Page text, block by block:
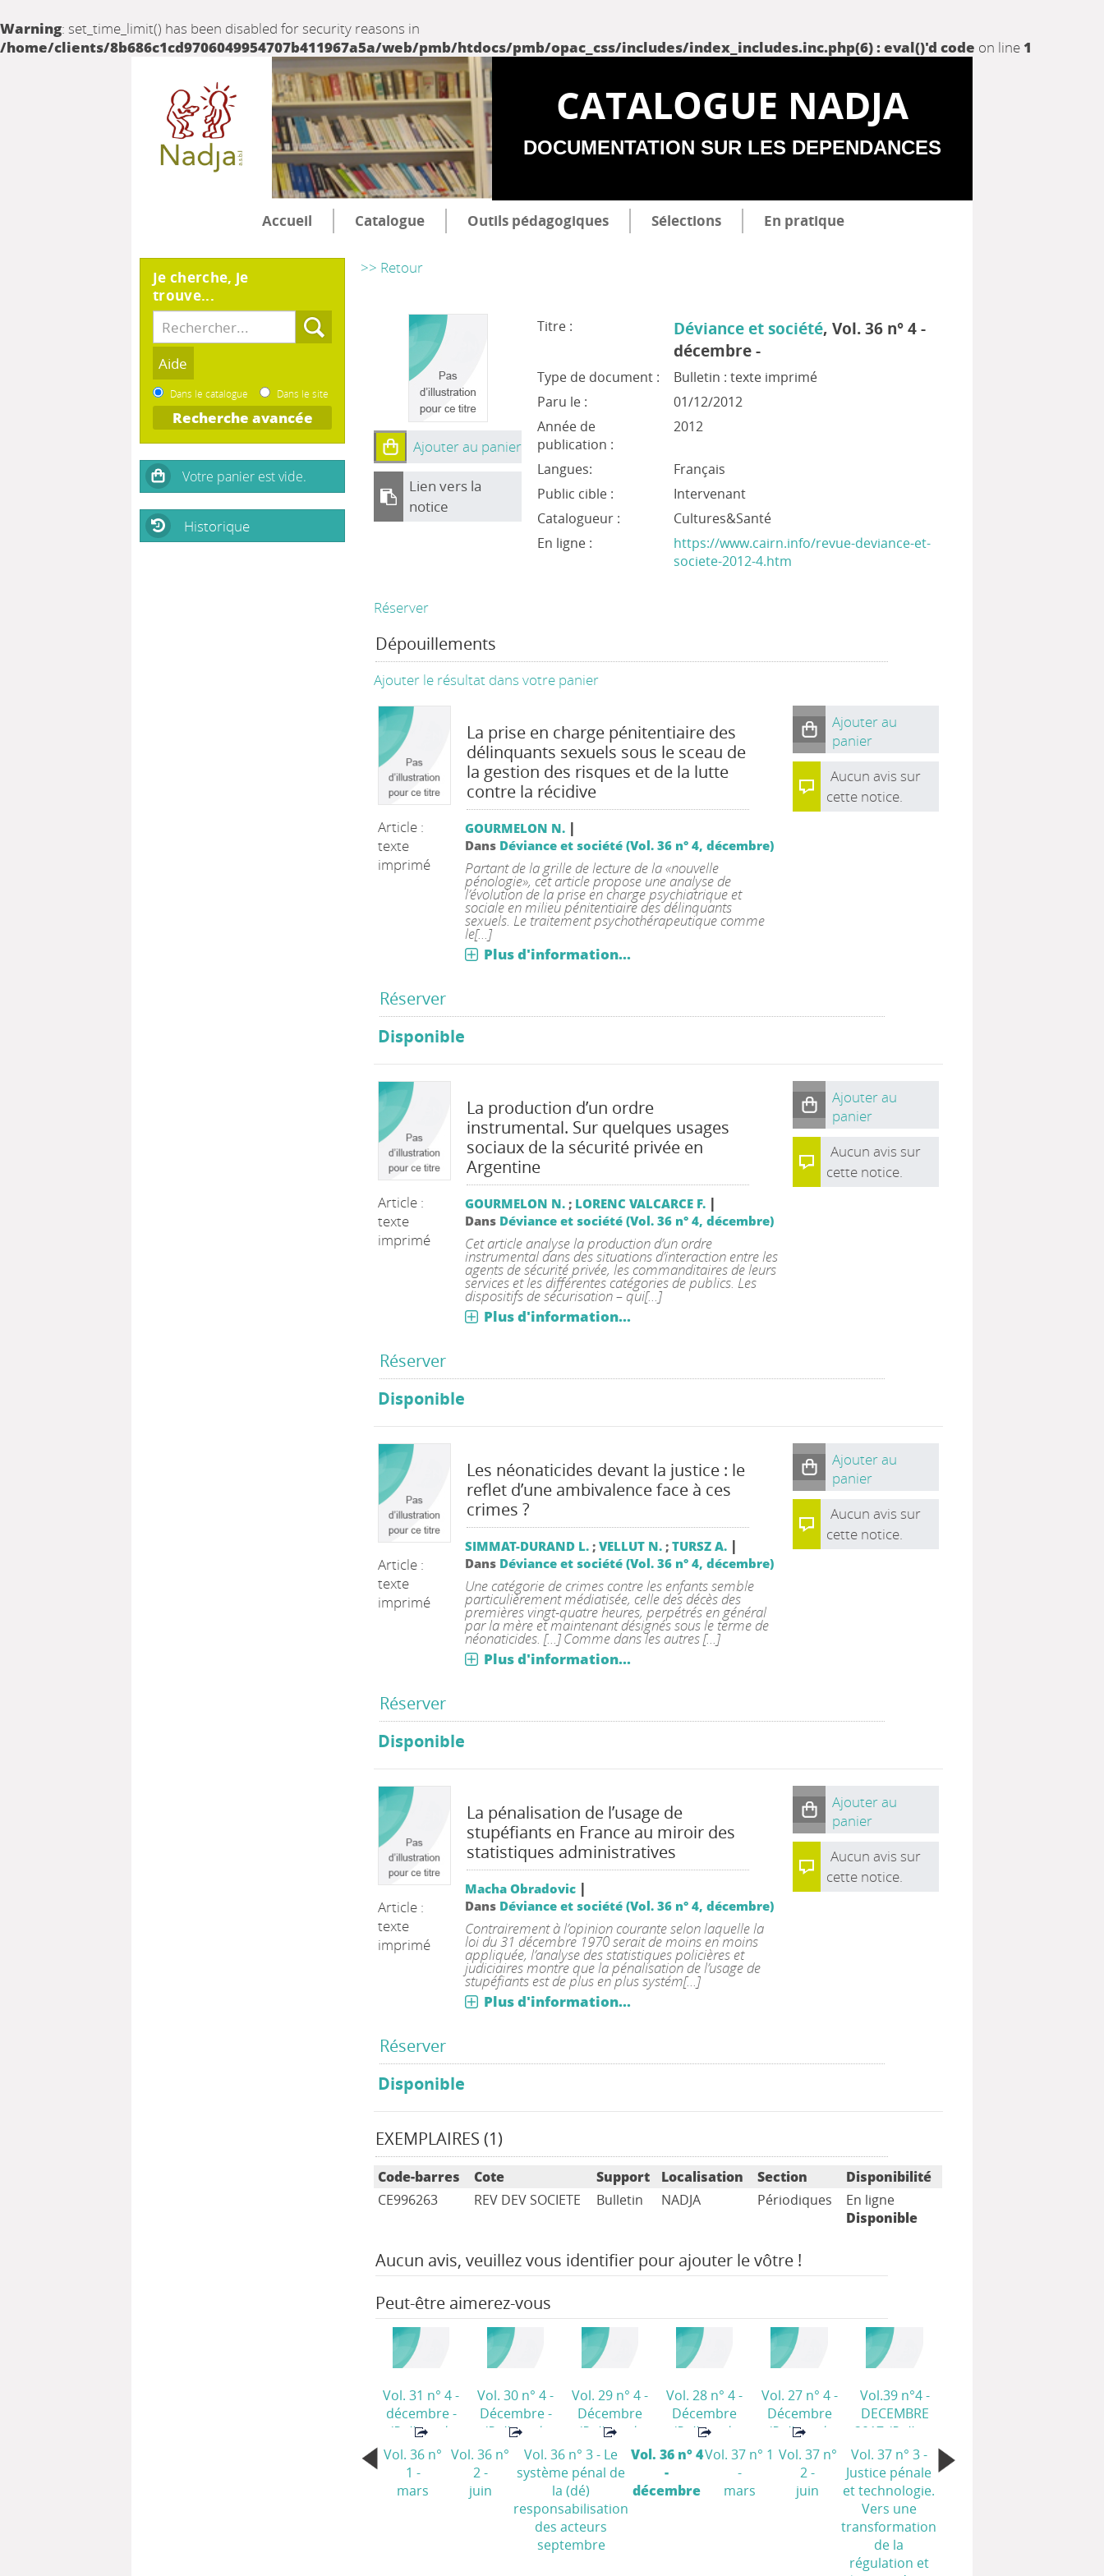
Warning: set_time_limit() has been disabled for security reasons in
/home/clients/8b686c1cd9706049954707b411967a5a/web/pmb/htdocs/pmb/opac_css/includes/index_includes.inc.php(6) : eval()'d code on line 1
CATALOGUE NADJA
DOCUMENTATION SUR LES DEPENDANCES
Accueil Catalogue Outils pédagogiques Sélections En pratique
>> Retour
Ajouter au panier
Lien vers la
notice
Titre : Déviance et société, Vol. 36 n° 4 -
décembre -
Type de document :
Bulletin : texte imprimé
Paru le :
01/12/2012
Année de
publication :
2012
Langues:
Français
Public cible :
Intervenant
Catalogueur :
Cultures&Santé
En ligne :
https://www.cairn.info/revue-deviance-et-
societe-2012-4.htm
Réserver
Dépouillements
Ajouter le résultat dans votre panier
Article :
texte
imprimé
La prise en charge pénitentiaire des
délinquants sexuels sous le sceau de
la gestion des risques et de la lutte
contre la récidive
GOURMELON N. |
Dans Déviance et société (Vol. 36 n° 4, décembre)
Partant de la grille de lecture de la «nouvelle
pénologie», cet article propose une analyse de
l’évolution de la prise en charge psychiatrique et
sociale en milieu pénitentiaire des délinquants
sexuels. Le traitement psychothérapeutique comme
le[...]
Plus d'information...
Ajouter au
panier
Aucun avis sur
cette notice.
Réserver
Disponible
Article :
texte
imprimé
La production d’un ordre
instrumental. Sur quelques usages
sociaux de la sécurité privée en
Argentine
GOURMELON N.; LORENC VALCARCE F. |
Dans Déviance et société (Vol. 36 n° 4, décembre)
Cet article analyse la production d’un ordre
instrumental dans des situations d’interaction entre les
agents de sécurité privée, les commanditaires de leurs
services et les différentes catégories de publics. Les
dispositifs de sécurisation – qui[...]
Plus d'information...
Ajouter au
panier
Aucun avis sur
cette notice.
Réserver
Disponible
Article :
texte
imprimé
Les néonaticides devant la justice : le
reflet d’une ambivalence face à ces
crimes ?
SIMMAT-DURAND L.; VELLUT N.; TURSZ A. |
Dans Déviance et société (Vol. 36 n° 4, décembre)
Une catégorie de crimes contre les enfants semble
particulièrement médiatisée, celle des décès des
premières vingt-quatre heures, perpétrés en général
par la mère et maintenant désignés sous le terme de
néonaticides. [...] Comme dans les autres [...]
Plus d'information...
Ajouter au
panier
Aucun avis sur
cette notice.
Réserver
Disponible
Article :
texte
imprimé
La pénalisation de l’usage de
stupéfiants en France au miroir des
statistiques administratives
Macha Obradovic |
Dans Déviance et société (Vol. 36 n° 4, décembre)
Contrairement à l’opinion courante selon laquelle la
loi du 31 décembre 1970 serait de moins en moins
appliquée, l’analyse des statistiques policières et
judiciaires montre que la pénalisation de l’usage de
stupéfiants est de plus en plus systém[...]
Plus d'information...
Ajouter au
panier
Aucun avis sur
cette notice.
Réserver
Disponible
EXEMPLAIRES (1)
Code-barres Cote Support Localisation Section
Disponibilité
CE996263
REV DEV SOCIETE Bulletin NADJA Périodiques
En ligne
Disponible
Aucun avis, veuillez vous identifier pour ajouter le vôtre !
Peut-être aimerez-vous
Vol. 31 n° 4 -
décembre -
(Bulletin de
Déviance et
société)
Vol. 30 n° 4 -
Décembre -
(Bulletin de
Déviance et
société)
Vol. 29 n° 4 -
Décembre
(Bulletin de
Déviance et
société)
Vol. 28 n° 4 -
Décembre
(Bulletin de
Déviance et
Vol. 27 n° 4 -
Décembre
(Bulletin de
Déviance et
société)
Vol.39 n°4 -
DECEMBRE
2017 (Bulletin
de ALCOOLOGIE
ET
ADDICTOLOGIE)
Vol. 36 n°
1 -
mars
Vol. 36 n°
2 -
juin
Vol. 36 n° 3 - Le
système pénal de
la (dé)
responsabilisation
des acteurs
septembre
Vol. 36 n° 4
-
décembre
Vol. 37 n° 1
-
mars
Vol. 37 n°
2 -
juin
Vol. 37 n° 3 -
Justice pénale
et technologie.
Vers une
transformation
de la
régulation et
Je cherche, je
trouve...
Dans le catalogue Dans le site
Recherche avancée
Historique